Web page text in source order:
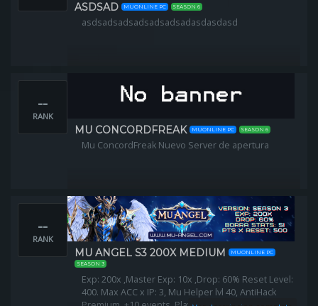
ASDSAD MUONLINE PC SEASON 6
asdsadsadsadsadsadsadasdasdasd
--
RANK
MU CONCORDFREAK MUONLINE PC SEASON 6
Mu ConcordFreak Nuevo Server de apertura
--
RANK
MU ANGEL S3 200X MEDIUM
MUONLINE PC
SEASON 3
Exp: 200x ,Master Exp: 10x ,Drop: 60% Reset Level:
400. Max ACC x IP: 3, Mu Helper lvl 40, AntiHack